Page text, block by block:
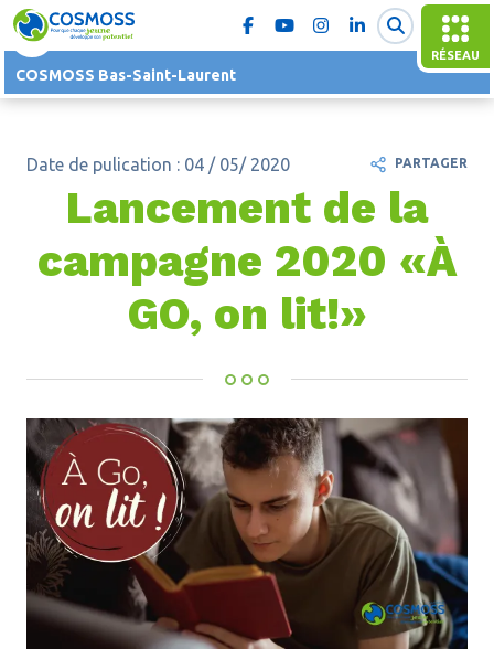
RÉSEAU
COSMOSS Bas-Saint-Laurent
Date de pulication : 04 / 05/ 2020
Lancement de la
campagne 2020 «À
GO, on lit!»
PARTAGER